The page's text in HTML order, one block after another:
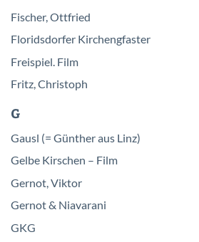
Fischer, Ottfried
Floridsdorfer Kirchengfaster
Freispiel. Film
Fritz, Christoph
G
Gausl (= Günther aus Linz)
Gelbe Kirschen – Film
Gernot, Viktor
Gernot & Niavarani
GKG